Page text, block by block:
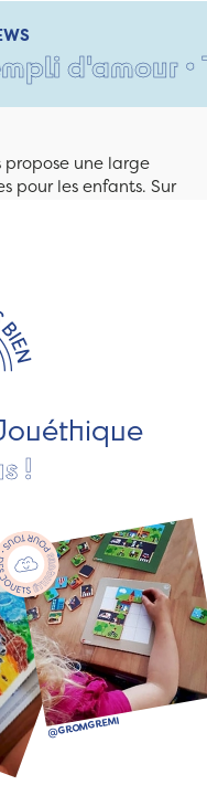
d'amour •
une large
pour les enfants. Sur
en bois
et engagés dans le
des jouets
des jeux de
jeux de plein air, ... et
!